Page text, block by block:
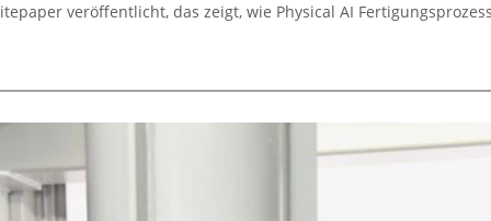
veröffentlicht, das zeigt, wie Physical AI